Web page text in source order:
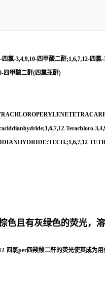
-3,4,9,10-四甲酸二酐;1,6,7,12-四
四甲酸二酐(四氯苝酐)
Terachloro-
且有灰绿色的荧光，
四氯per四羧酸二酐的荧光使其成为用